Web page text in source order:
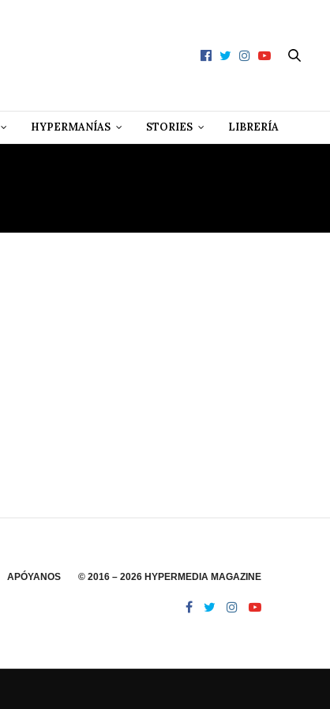
HYPERMANÍAS STORIES LIBRERÍA
APÓYANOS © 2016 – 2026 HYPERMEDIA MAGAZINE